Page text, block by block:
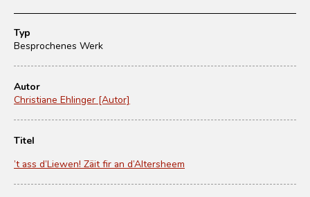
Typ
Besprochenes Werk
Autor
Christiane Ehlinger [Autor]
Titel
’t ass d’Liewen! Zäit fir an d’Altersheem